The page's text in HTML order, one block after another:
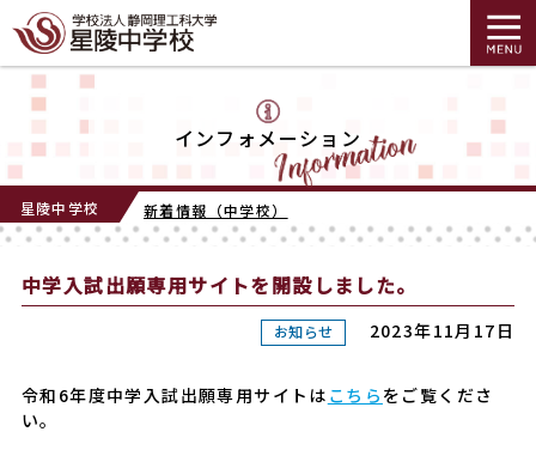
インフォメーション
星陵中学校 新着情報（中学校）
中学入試出願専用サイトを開設しました。
お知らせ 2023年11月17日
令和6年度中学入試出願専用サイトは こちら をご覧くださ
い。